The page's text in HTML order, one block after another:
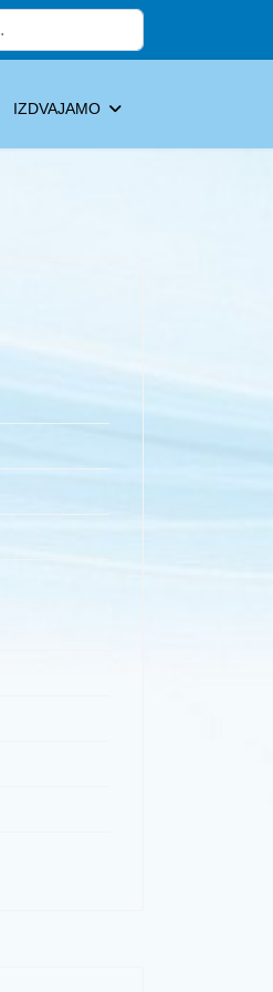
Pretraga
IZDVAJAMO